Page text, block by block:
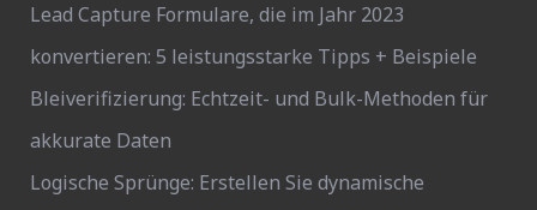
Lead Capture Formulare, die im Jahr 2023
konvertieren: 5 leistungsstarke Tipps + Beispiele
Bleiverifizierung: Echtzeit- und Bulk-Methoden für
akkurate Daten
Logische Sprünge: Erstellen Sie dynamische